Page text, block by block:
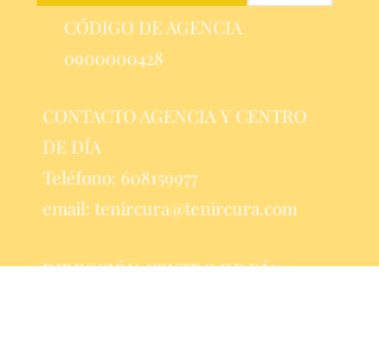
CÓDIGO DE AGENCIA
0900000428
CONTACTO AGENCIA Y CENTRO
DE DÍA
Teléfono: 608159977
email: tenircura@tenircura.com
DIRECCIÓN CENTRO DE DÍA